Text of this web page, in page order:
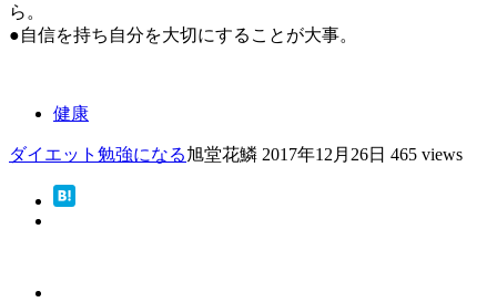
ら。
●自信を持ち自分を大切にすることが大事。
健康
ダイエット 勉強になる旭堂花鱗 2017年12月26日 465 views